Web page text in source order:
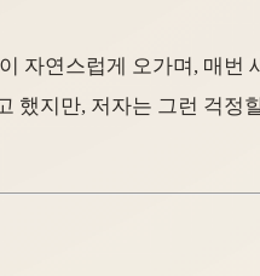
자연스럽게 오가며, 매번
했지만, 저자는 그런 걱정